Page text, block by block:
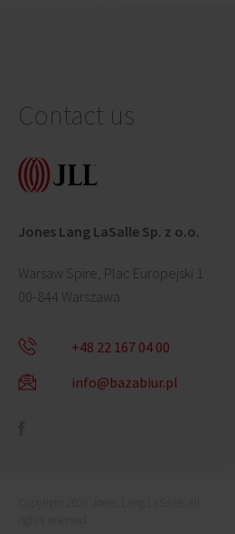
Contact us
Jones Lang LaSalle Sp. z o.o.
Warsaw Spire, Plac Europejski 1
00-844 Warszawa
+48 22 167 04 00
info@bazabiur.pl